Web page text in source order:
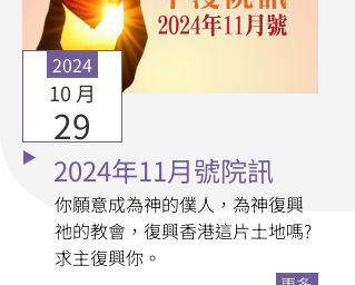
2024
10 月
29
2024年11月號院訊
你願意成為神的僕人，為神復興
祂的教會，復興香港這片土地嗎?
求主復興你。